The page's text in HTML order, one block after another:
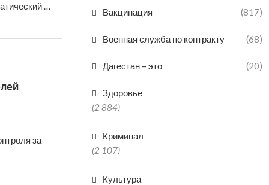
…
за
Вакцинация (817)
Военная служба по контракту (68)
Дагестан – это (20)
Здоровье
(2 884)
Криминал
(2 107)
Культура